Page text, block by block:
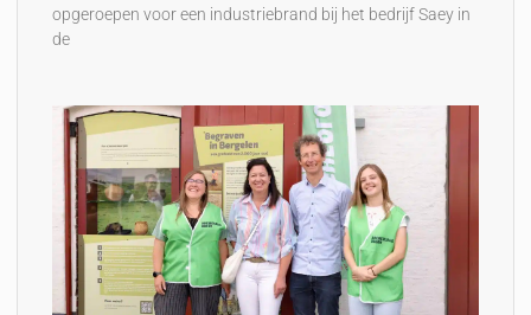
opgeroepen voor een industriebrand bij het bedrijf Saey in
de